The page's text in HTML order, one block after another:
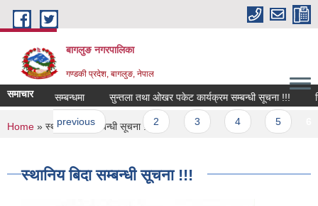
Skip to main content
बागलुङ नगरपालिका
गण्डकी प्रदेश, बागलुङ, नेपाल
समाचार
पेश गर्ने सम्बन्धमा सुन्तला तथा ओखर पकेट कार्यक्रम सम्बन्धी सूचना !!!
‹ previous … 2
You are here
Home » स्थानिय बिदा सम्बन्धी सूचना !!!
स्थानिय बिदा सम्बन्धी सूचना !!!